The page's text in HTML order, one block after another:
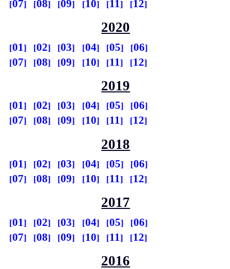
07 08 09 10 11 12
2020
01 02 03 04 05
06
07
08 09 10 11 12
2019
01 02 03 04 05
06
07
08 09 10 11 12
2018
01 02 03 04 05
06
07
08 09 10 11 12
2017
01 02 03 04 05
06
07
08 09 10 11 12
2016